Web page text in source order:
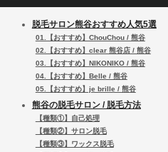
脱毛サロン熊谷おすすめ人気5選
01.【おすすめ】ChouChou / 熊谷
02.【おすすめ】clear 熊谷店 / 熊谷
03.【おすすめ】NIKONIKO / 熊谷
04.【おすすめ】Belle / 熊谷
05.【おすすめ】je brille / 熊谷
熊谷の脱毛サロン / 脱毛方法
【種類①】自己処理
【種類②】サロン脱毛
【種類③】ワックス脱毛